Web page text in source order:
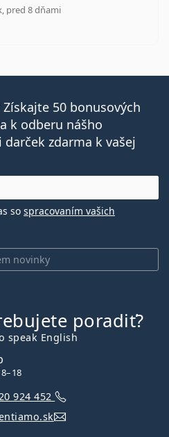
pred 8 dňami
4 z 5
50 bonusových
k odberu nášho
zdarma k vašej
novinky
so spracovaním vašich
poradiť?
speak English
924 452